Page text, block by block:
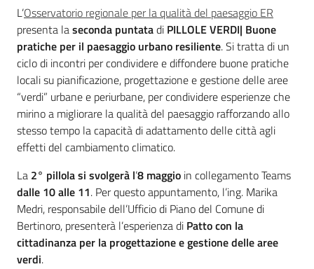
Territorio
Argomenti
Novità
Servizi
Leggi Atti Bandi
Introduzione
L’Osservatorio regionale per la qualità del paesaggio ER
presenta laseconda puntatadi PILLOLE VERDI| Buone
pratiche per il paesaggio urbano resiliente. Si tratta di un
ciclo di incontri per condividere e diffondere buone pratiche
locali su pianificazione, progettazione e gestione delle aree
“verdi” urbane e periurbane, per condividere esperienze che
mirino a migliorare la qualità del paesaggio rafforzando allo
stesso tempo la capacità di adattamento delle città agli
effetti del cambiamento climatico.
La 2° pillola si svolgerà l’8 maggio in collegamento Teams
dalle 10 alle 11. Per questo appuntamento, l’ing. Marika
Medri, responsabile dell’Ufficio di Piano del Comune di
Bertinoro, presenterà l’esperienza di Patto con la
cittadinanza per la progettazione e gestione delle aree
verdi.